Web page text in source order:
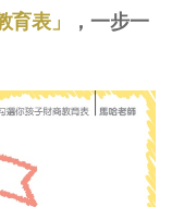
表」
，一步一